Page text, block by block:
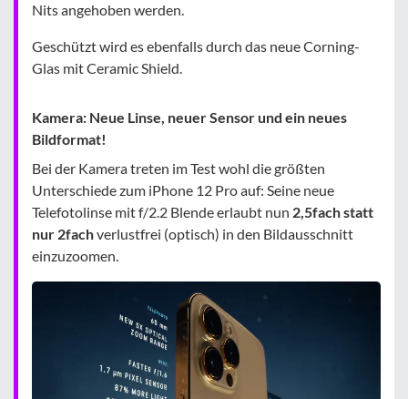
Nits angehoben werden.
Geschützt wird es ebenfalls durch das neue Corning-
Glas mit Ceramic Shield.
Kamera: Neue Linse, neuer Sensor und ein neues
Bildformat!
Bei der Kamera treten im Test wohl die größten
Unterschiede zum iPhone 12 Pro auf: Seine neue
Telefotolinse mit f/2.2 Blende erlaubt nun 2,5fach statt
nur 2fachverlustfrei (optisch) in den Bildausschnitt
einzuzoomen.